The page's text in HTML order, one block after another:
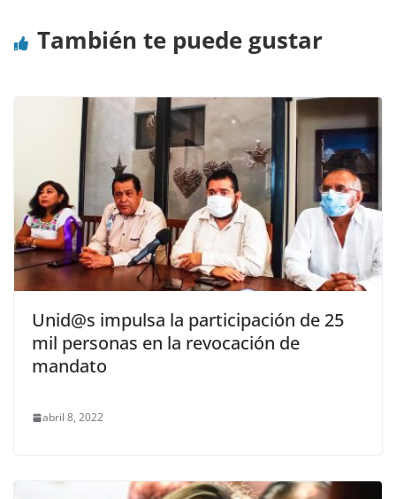
También te puede gustar
Unid@s impulsa la participación de 25
mil personas en la revocación de
mandato
abril 8, 2022